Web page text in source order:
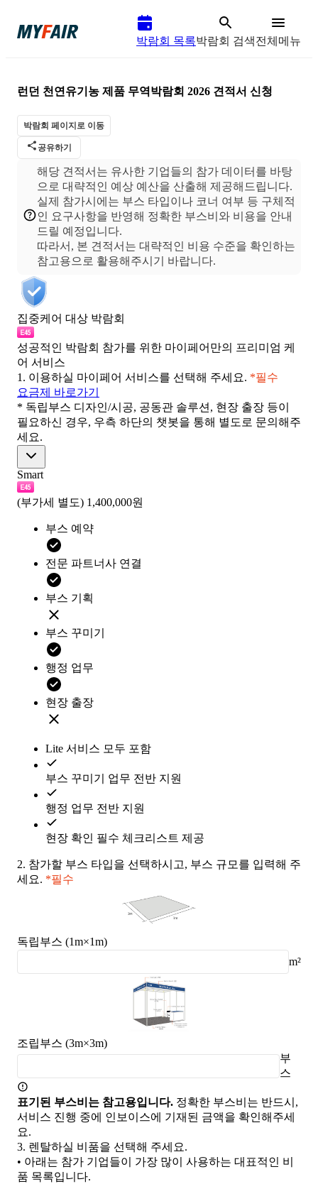
박람회 목록박람회 검색전체메뉴
런던 천연유기농 제품 무역박람회 2026 견적서 신청
박람회 페이지로 이동
공유하기
해당 견적서는 유사한 기업들의 참가 데이터를 바탕
으로 대략적인 예상 예산을 산출해 제공해드립니다.
실제 참가시에는 부스 타입이나 코너 여부 등 구체적
인 요구사항을 반영해 정확한 부스비와 비용을 안내
드릴 예정입니다.
따라서, 본 견적서는 대략적인 비용 수준을 확인하는
집중케어 대상 박람회
성공적인 박람회 참가를 위한 마이페어만의 프리미엄 케
어 서비스
1. 이용하실 마이페어 서비스를 선택해 주세요. *필수
요금제 바로가기
* 독립부스 디자인/시공, 공동관 솔루션, 현장 출장 등이
필요하신 경우, 우측 하단의 챗봇을 통해 별도로 문의해주
세요.
Smart
(부가세 별도) 1,400,000원
부스 예약
전문 파트너사 연결
부스 기획
부스 꾸미기
행정 업무
현장 출장
Lite 서비스 모두 포함
부스 꾸미기 업무 전반 지원
행정 업무 전반 지원
현장 확인 필수 체크리스트 제공
2. 참가할 부스 타입을 선택하시고, 부스 규모를 입력해 주
세요. *필수
독립부스 (1m×1m)
m²
조립부스 (3m×3m)
부
스
표기된 부스비는 참고용입니다. 정확한 부스비는 반드시,
서비스 진행 중에 인보이스에 기재된 금액을 확인해주세
요.
3. 렌탈하실 비품을 선택해 주세요.
• 아래는 참가 기업들이 가장 많이 사용하는 대표적인 비
품 목록입니다.